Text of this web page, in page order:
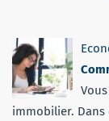
immobilier. Dans